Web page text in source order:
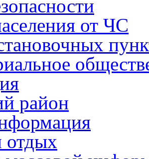
от ЧС
район
отдых